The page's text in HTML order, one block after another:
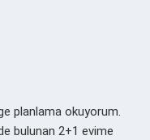
planlama okuyorum.
bulunan 2+1 evime